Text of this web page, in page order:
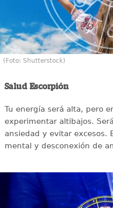
(Foto: Shutterstock)
Salud Escorpión
Tu energía será alta, pero
experimentar altibajos.
ansiedad y evitar excesos.
mental y desconexión de